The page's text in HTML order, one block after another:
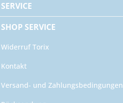
SERVICE
SHOP SERVICE
Widerruf Torix
Kontakt
Versand- und Zahlungsbedingungen